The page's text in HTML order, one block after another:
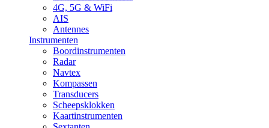
4G, 5G & WiFi
AIS
Antennes
Instrumenten
Boordinstrumenten
Radar
Navtex
Kompassen
Transducers
Scheepsklokken
Kaartinstrumenten